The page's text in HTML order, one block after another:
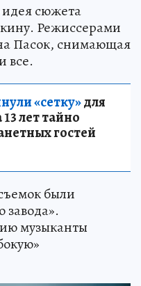
идея сюжета
Режиссерами
Пасок, снимающая
все.
«сетку»для
лет тайно
гостей
были
завода».
музыканты